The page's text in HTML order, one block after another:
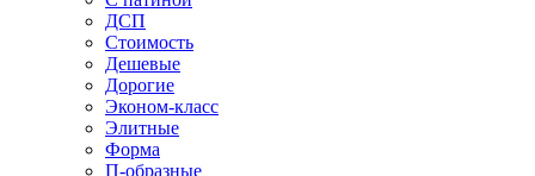
ДСП
Стоимость
Дешевые
Дорогие
Эконом-класс
Элитные
Форма
П-образные